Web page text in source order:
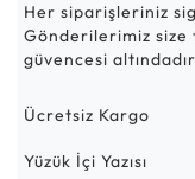
Her siparişleriniz
Gönderilerimiz size
güvencesi
Ücretsiz Kargo
Yüzük İçi Yazısı